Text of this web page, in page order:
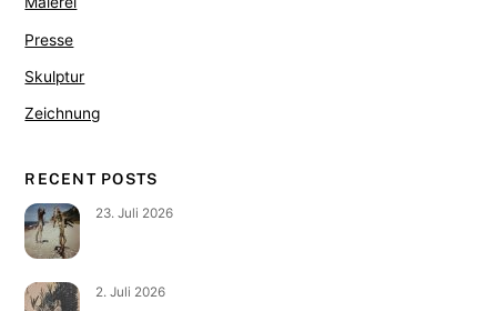
Presse
Skulptur
Zeichnung
RECENT POSTS
23. Juli 2026
2. Juli 2026